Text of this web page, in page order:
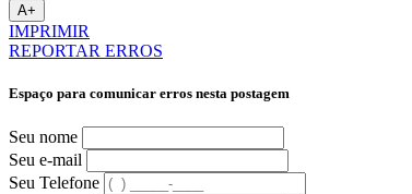
A+
IMPRIMIR
REPORTAR ERROS
Espaço para comunicar erros nesta postagem
Seu nome
Seu e-mail
Seu Telefone